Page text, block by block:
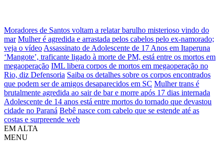
Moradores de Santos voltam a relatar barulho misterioso vindo do
mar Mulher é agredida e arrastada pelos cabelos pelo ex-namorado;
veja o vídeo Assassinato de Adolescente de 17 Anos em Itaperuna
‘Mangote’, traficante ligado à morte de PM, está entre os mortos em
megaoperação IML libera corpos de mortos em megaoperação no
Rio, diz Defensoria Saiba os detalhes sobre os corpos encontrados
que podem ser de amigos desaparecidos em SC Mulher trans é
brutalmente agredida ao sair de bar e morre após 17 dias internada
Adolescente de 14 anos está entre mortos do tornado que devastou
cidade no Paraná Bebê nasce com cabelo que se estende até as
costas e surpreende web
EM ALTA
MENU